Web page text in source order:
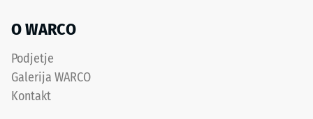
O WARCO
Podjetje
Galerija WARCO
Kontakt